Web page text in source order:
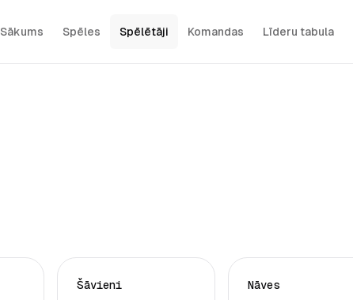
Sākums Spēles Spēlētāji Komandas Līderu tabula
Šāvieni Nāves